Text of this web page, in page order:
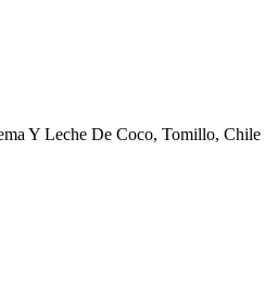
Y Leche De Coco, Tomillo, Chile